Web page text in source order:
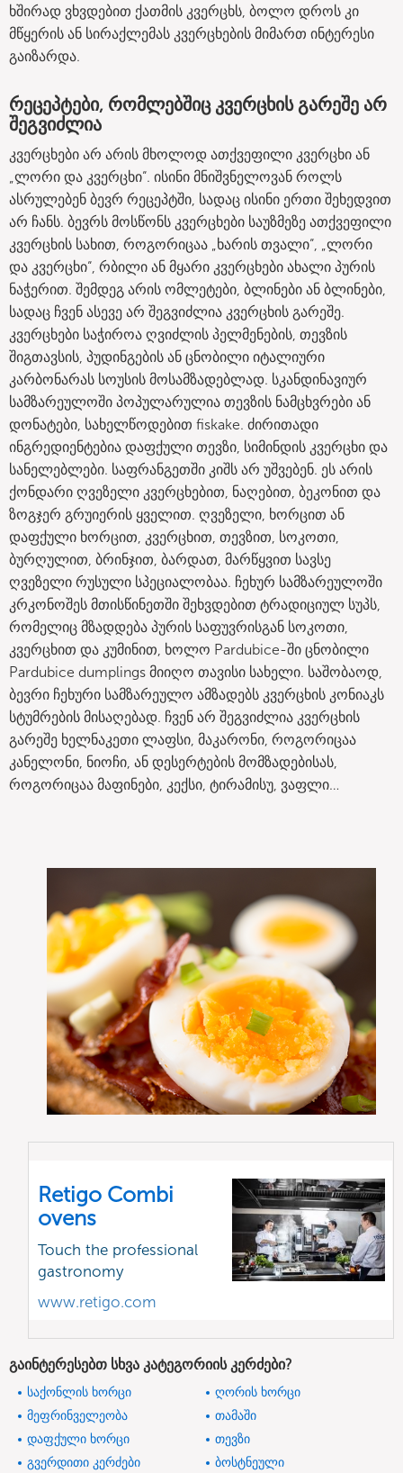
ხშირად ვხვდებით ქათმის კვერცხს, ბოლო დროს კი
მწყერის ან სირაქლემას კვერცხების მიმართ ინტერესი
გაიზარდა.
რეცეპტები, რომლებშიც კვერცხის გარეშე არ
შეგვიძლია
კვერცხები არ არის მხოლოდ ათქვეფილი კვერცხი ან
„ლორი და კვერცხი“. ისინი მნიშვნელოვან როლს
ასრულებენ ბევრ რეცეპტში, სადაც ისინი ერთი შეხედვით
არ ჩანს. ბევრს მოსწონს კვერცხები საუზმეზე ათქვეფილი
კვერცხის სახით, როგორიცაა „ხარის თვალი“, „ლორი
და კვერცხი“, რბილი ან მყარი კვერცხები ახალი პურის
ნაჭერით. შემდეგ არის ომლეტები, ბლინები ან ბლინები,
სადაც ჩვენ ასევე არ შეგვიძლია კვერცხის გარეშე.
კვერცხები საჭიროა ღვიძლის პელმენების, თევზის
შიგთავსის, პუდინგების ან ცნობილი იტალიური
კარბონარას სოუსის მოსამზადებლად. სკანდინავიურ
სამზარეულოში პოპულარულია თევზის ნამცხვრები ან
დონატები, სახელწოდებით fiskake. ძირითადი
ინგრედიენტებია დაფქული თევზი, სიმინდის კვერცხი და
სანელებლები. საფრანგეთში კიშს არ უშვებენ. ეს არის
ქონდარი ღვეზელი კვერცხებით, ნაღებით, ბეკონით და
ზოგჯერ გრუიერის ყველით. ღვეზელი, ხორცით ან
დაფქული ხორცით, კვერცხით, თევზით, სოკოთი,
ბურღულით, ბრინჯით, ბარდათ, მარწყვით სავსე
ღვეზელი რუსული სპეციალობაა. ჩეხურ სამზარეულოში
კრკონოშეს მთისწინეთში შეხვდებით ტრადიციულ სუპს,
რომელიც მზადდება პურის საფუვრისგან სოკოთი,
კვერცხით და კუმინით, ხოლო Pardubice-ში ცნობილი
Pardubice dumplings მიიღო თავისი სახელი. საშობაოდ,
ბევრი ჩეხური სამზარეულო ამზადებს კვერცხის კონიაკს
სტუმრების მისაღებად. ჩვენ არ შეგვიძლია კვერცხის
გარეშე ხელნაკეთი ლაფსი, მაკარონი, როგორიცაა
კანელონი, ნიოჩი, ან დესერტების მომზადებისას,
როგორიცაა მაფინები, კექსი, ტირამისუ, ვაფლი…
Retigo Combi
ovens
Touch the professional
gastronomy
www.retigo.com
გაინტერესებთ სხვა კატეგორიის კერძები?
საქონლის ხორცი
ღორის ხორცი
მეფრინველეობა
თამაში
დაფქული ხორცი
თევზი
გვერდითი კერძები
ბოსტნეული